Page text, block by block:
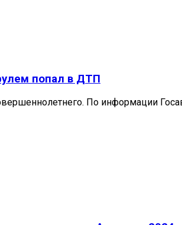
попал в ДТП
По информации